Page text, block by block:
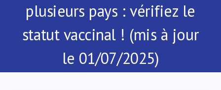
Publications
plusieurs pays : vérifiez le
statut vaccinal ! (mis à jour
le 01/07/2025)